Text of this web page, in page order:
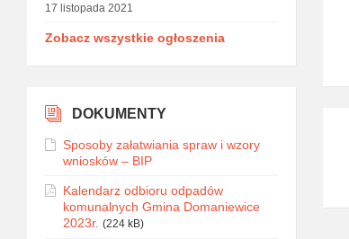
17 listopada 2021
Zobacz wszystkie ogłoszenia
DOKUMENTY
Sposoby załatwiania spraw i wzory
wniosków – BIP
Kalendarz odbioru odpadów
komunalnych Gmina Domaniewice
2023r. (224 kB)